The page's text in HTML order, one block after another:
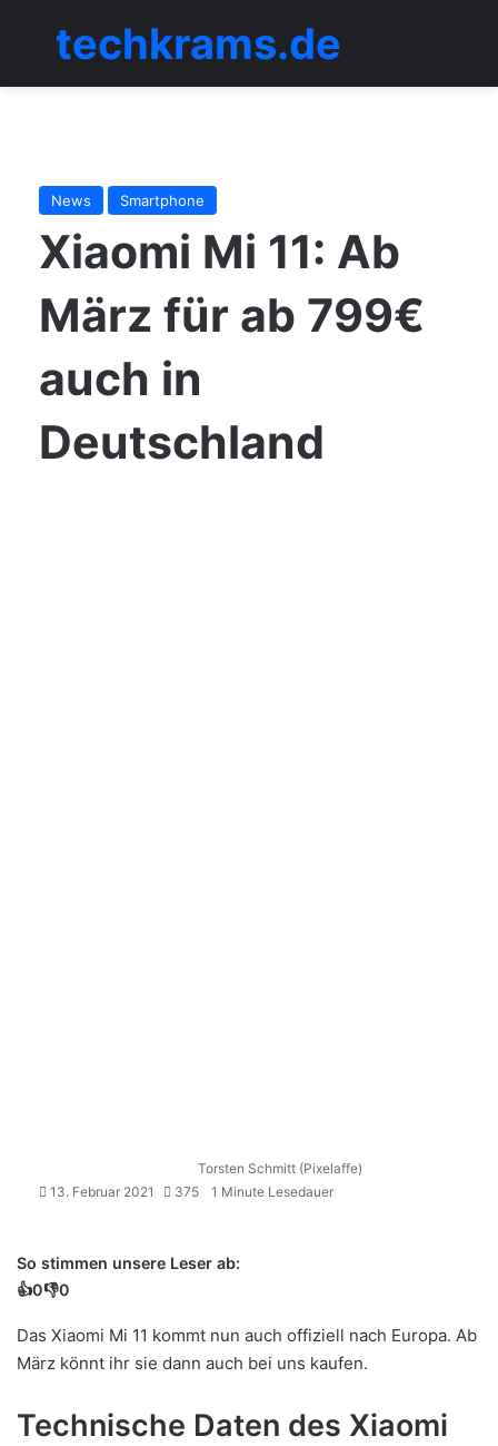
Menü
techkrams.de
News Smartphone
Xiaomi Mi 11: Ab
März für ab 799€
auch in
Deutschland
Torsten Schmitt (Pixelaffe)
13. Februar 2021
375 1 Minute Lesedauer
So stimmen unsere Leser ab:
👍0👎0
Das Xiaomi Mi 11 kommt nun auch offiziell nach Europa. Ab
März könnt ihr sie dann auch bei uns kaufen.
Technische Daten des Xiaomi